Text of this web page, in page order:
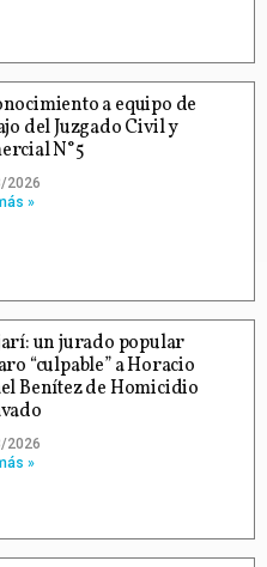
a equipo de
del Juzgado Civil y
N°5
2026
»
un jurado popular
“culpable” a Horacio
Benítez de Homicidio
2026
»